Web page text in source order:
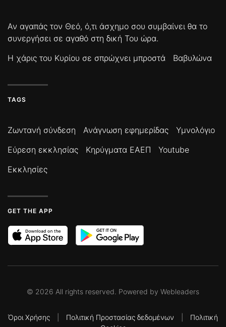
Αν αγαπάς τον Θεό, ό,τι άσχημο σου συμβαίνει θα το
συνεργήσει σε αγαθό στη δική Του ώρα.
Η χάρις του Κυρίου σε σπρώχνει μπροστά
Βαβυλώνα
TAGS
Ζωντανή σύνδεση Ανάγνωση εφημερίδας
Υμνολόγιο
Εύρεση εκκλησίας
Κηρύγματα ΕΑΕΠ
Youtube
Εκκλησίες
GET THE APP
© 2026 All rights reserved. Powered by Webleaders
Όροι Χρήσης Πολιτική Προστασίας δεδομένων
Πολιτική